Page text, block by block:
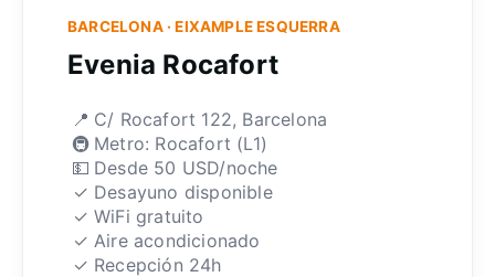
BARCELONA · EIXAMPLE ESQUERRA
Evenia Rocafort
📍 C/ Rocafort 122, Barcelona
🚇 Metro: Rocafort (L1)
💵 Desde 50 USD/noche
✓ Desayuno disponible
✓ WiFi gratuito
✓ Aire acondicionado
✓ Recepción 24h